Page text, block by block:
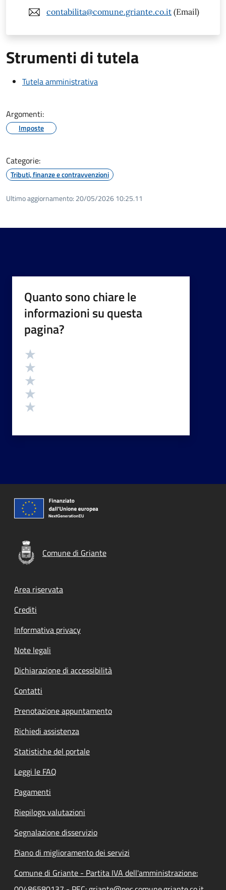
contabilita@comune.griante.co.it (Email)
Strumenti di tutela
Tutela amministrativa
Argomenti:
Imposte
Categorie:
Tributi, finanze e contravvenzioni
Ultimo aggiornamento: 20/05/2026 10:25.11
Quanto sono chiare le
informazioni su questa
pagina?
Valutazione
Comune di Griante
Footer menu
Area riservata
Crediti
Informativa privacy
Note legali
Dichiarazione di accessibilità
Contatti
Prenotazione appuntamento
Richiedi assistenza
Statistiche del portale
Leggi le FAQ
Pagamenti
Riepilogo valutazioni
Segnalazione disservizio
Piano di miglioramento dei servizi
Comune di Griante - Partita IVA dell'amministrazione: